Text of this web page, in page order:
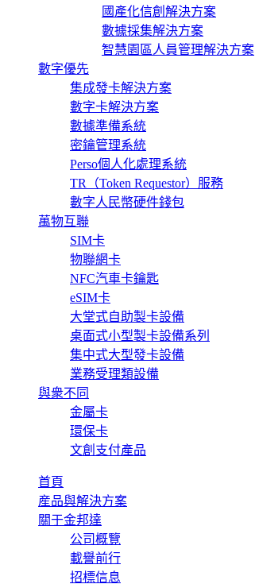
國產化信創解決方案
數據採集解決方案
智慧園區人員管理解決方案
數字優先
集成發卡解決方案
數字卡解決方案
數據準備系統
密鑰管理系統
Perso個人化處理系統
TR（Token Requestor）服務
數字人民幣硬件錢包
萬物互聯
SIM卡
物聯網卡
NFC汽車卡鑰匙
eSIM卡
大堂式自助製卡設備
桌面式小型製卡設備系列
集中式大型發卡設備
業務受理類設備
與衆不同
金屬卡
環保卡
文創支付產品
首頁
産品與解決方案
關于金邦達
公司概覽
載譽前行
招標信息